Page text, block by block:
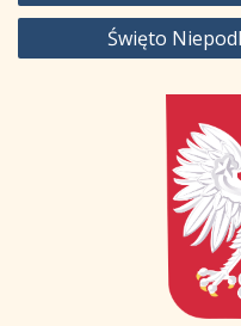
Święto